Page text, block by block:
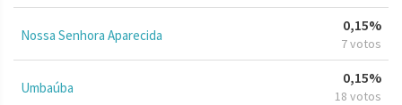
Nossa Senhora Aparecida
0,15%
7 votos
Umbaúba
0,15%
18 votos